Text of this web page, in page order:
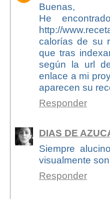
Buenas,
He
http://
calorías de su
que tras
según la url
enlace a mi
aparecen su
Responder
DIAS DE
Siempre
visualmente
Responder